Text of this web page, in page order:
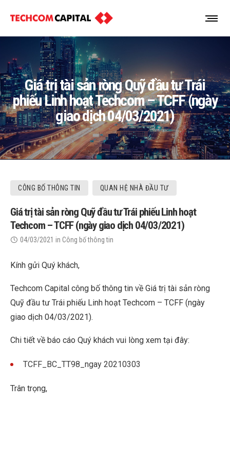
Giá trị tài sản ròng Quỹ đầu tư Trái
phiếu Linh hoạt Techcom – TCFF (ngày
giao dịch 04/03/2021)
CÔNG BỐ THÔNG TIN QUAN HỆ NHÀ ĐẦU TƯ
Giá trị tài sản ròng Quỹ đầu tư Trái phiếu Linh hoạt
Techcom – TCFF (ngày giao dịch 04/03/2021)
04/03/2021 in Công bố thông tin
Kính gửi Quý khách,
Techcom Capital công bố thông tin về Giá trị tài sản ròng
Quỹ đầu tư Trái phiếu Linh hoạt Techcom – TCFF (ngày
giao dịch 04/03/2021).
Chi tiết về báo cáo Quý khách vui lòng xem tại đây:
TCFF_BC_TT98_ngay 20210303
Trân trọng,